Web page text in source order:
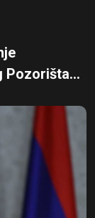
Pozorišta...